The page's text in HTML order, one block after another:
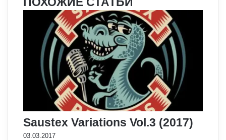
Saustex Variations Vol.3 (2017)
03.03.2017